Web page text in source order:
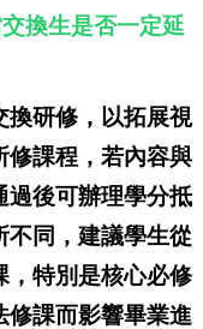
換生是否一定延
換研修，以拓展視
修課程，若內容與
過後可辦理學分抵
不同，建議學生從
，特別是核心必修
修課而影響畢業進